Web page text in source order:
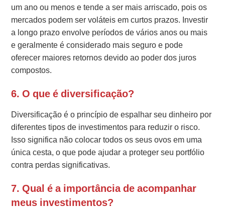
um ano ou menos e tende a ser mais arriscado, pois os
mercados podem ser voláteis em curtos prazos. Investir
a longo prazo envolve períodos de vários anos ou mais
e geralmente é considerado mais seguro e pode
oferecer maiores retornos devido ao poder dos juros
compostos.
6. O que é diversificação?
Diversificação é o princípio de espalhar seu dinheiro por
diferentes tipos de investimentos para reduzir o risco.
Isso significa não colocar todos os seus ovos em uma
única cesta, o que pode ajudar a proteger seu portfólio
contra perdas significativas.
7. Qual é a importância de acompanhar
meus investimentos?